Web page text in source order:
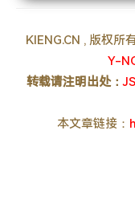
KIENG.CN , 版权所
Y-
转载请注明出处：
本文章链接：